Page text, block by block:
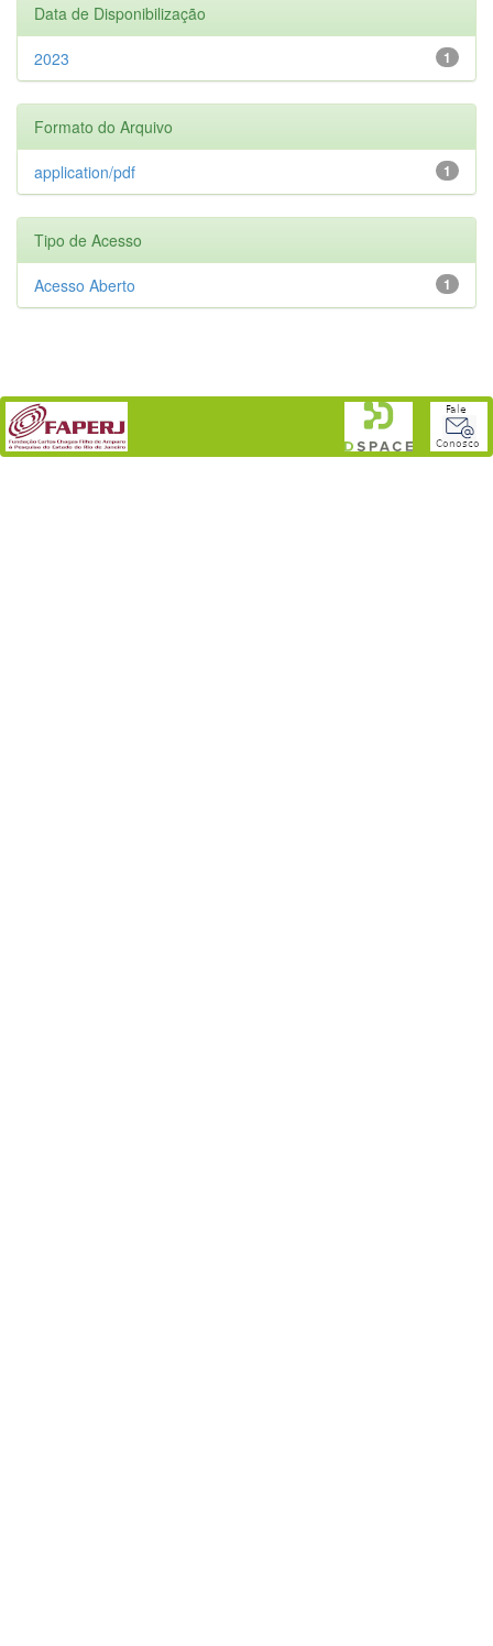
Data de Disponibilização
1
2023
Formato do Arquivo
1
application/pdf
Tipo de Acesso
1
Acesso Aberto